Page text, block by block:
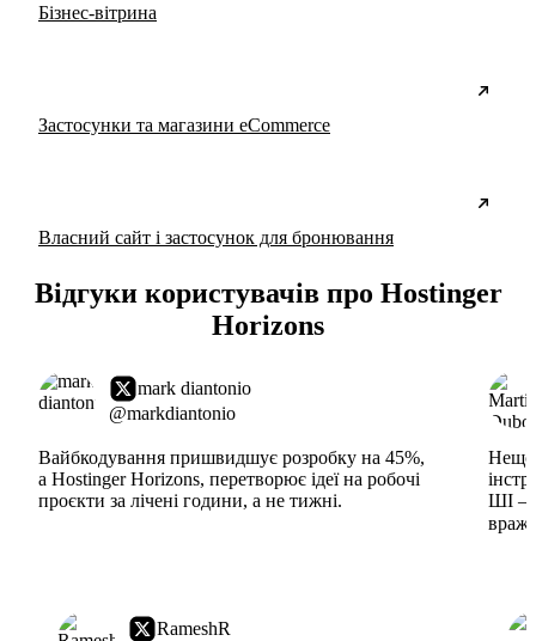
Бізнес-вітрина
Застосунки та магазини eCommerce
Власний сайт і застосунок для бронювання
Відгуки користувачів про Hostinger
Horizons
mark diantonio
@markdiantonio
Вайбкодування пришвидшує розробку на 45%,
а Hostinger Horizons, перетворює ідеї на робочі
проєкти за лічені години, а не тижні.
ШІ –
RameshR